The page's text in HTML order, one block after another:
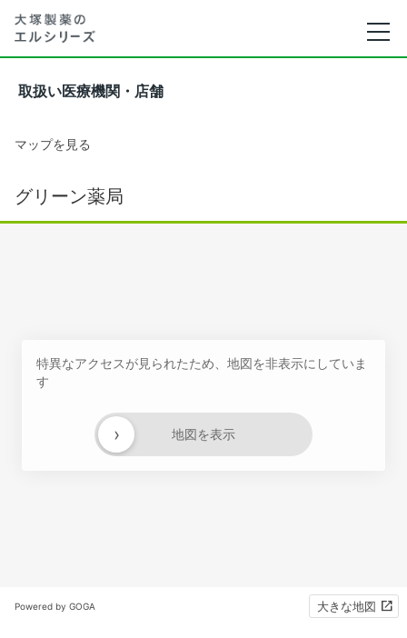
取扱い医療機関・店舗
マップを見る
グリーン薬局
特異なアクセスが見られたため、地図を非表示にしていま
す
地図を表示
›
Powered by GOGA 大きな地図